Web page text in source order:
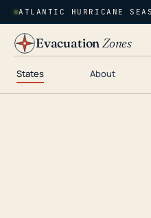
ATLANTIC HURRICANE
EvacuationZones
States About